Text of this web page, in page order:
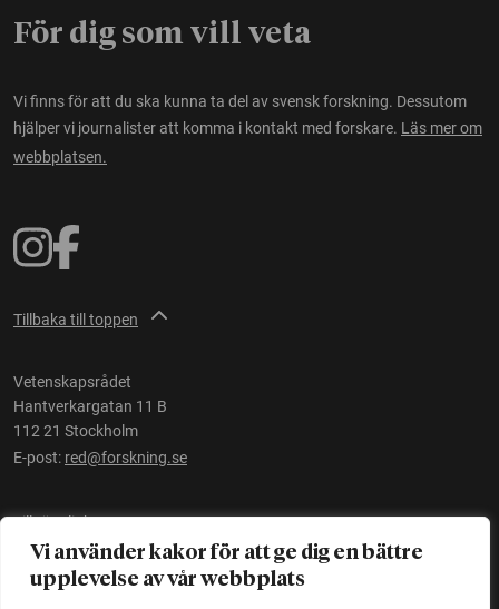
Vi använder kakor för att ge dig en bättre
upplevelse av vår webbplats
För dig som vill veta
Vi finns för att du ska kunna ta del av svensk forskning. Dessutom
hjälper vi journalister att komma i kontakt med forskare. Läs mer om
webbplatsen.
Tillbaka till toppen
Vetenskapsrådet
Hantverkargatan 11 B
112 21 Stockholm
E-post: red@forskning.se
Tillgänglighet
Ett initiativ avVetenskapsrådet